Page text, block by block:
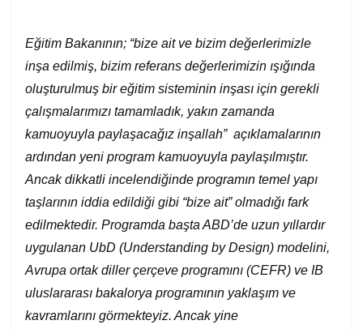
Eğitim Bakanının; “bize ait ve bizim değerlerimizle
inşa edilmiş, bizim referans değerlerimizin ışığında
oluşturulmuş bir eğitim sisteminin inşası için gerekli
çalışmalarımızı tamamladık, yakın zamanda
kamuoyuyla paylaşacağız inşallah” açıklamalarının
ardından yeni program kamuoyuyla paylaşılmıştır.
Ancak dikkatli incelendiğinde programın temel yapı
taşlarının iddia edildiği gibi “bize ait” olmadığı fark
edilmektedir. Programda başta ABD’de uzun yıllardır
uygulanan UbD (Understanding by Design) modelini,
Avrupa ortak diller çerçeve programını (CEFR) ve IB
uluslararası bakalorya programının yaklaşım ve
kavramlarını görmekteyiz. Ancak yine